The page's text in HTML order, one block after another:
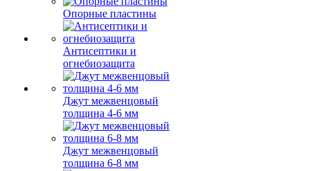
Опорные пластины
Антисептики и
огнебиозащита
Джут межвенцовый
толщина 4-6 мм
Джут межвенцовый
толщина 6-8 мм